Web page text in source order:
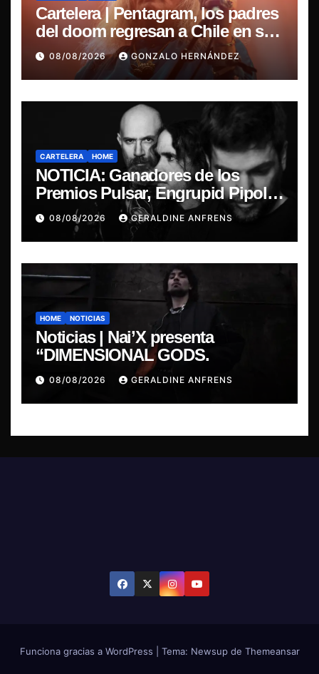
Cartelera | Pentagram, los padres
del doom regresan a Chile en su
última misa
08/08/2026 GONZALO HERNÁNDEZ
CARTELERA HOME
NOTICIA: Ganadores de los
Premios Pulsar, Engrupid Pipol
presentan show exclusivo.
08/08/2026 GERALDINE ANFRENS
HOME NOTICIAS
Noticias | Nai’X presenta
“DIMENSIONAL GODS.
08/08/2026 GERALDINE ANFRENS
Funciona gracias a WordPress Tema: Newsup de Themeansar